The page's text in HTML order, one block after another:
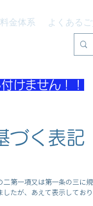
料金体系 よくある
けません！！
づく表記
第一項又は第一条の三に
たが、あえて表示してお